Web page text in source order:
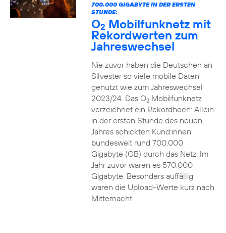
700.000 GIGABYTE IN DER ERSTEN
STUNDE:
O2 Mobilfunknetz mit
Rekordwerten zum
Jahreswechsel
Nie zuvor haben die Deutschen an
Silvester so viele mobile Daten
genutzt wie zum Jahreswechsel
2023/24. Das O2Mobilfunknetz
verzeichnet ein Rekordhoch: Allein
in der ersten Stunde des neuen
Jahres schickten Kund:innen
bundesweit rund 700.000
Gigabyte (GB) durch das Netz. Im
Jahr zuvor waren es 570.000
Gigabyte. Besonders auffällig
waren die Upload-Werte kurz nach
Mitternacht.